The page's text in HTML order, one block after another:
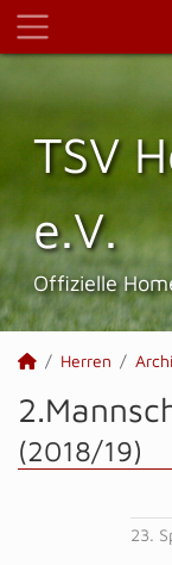
TSV
e.V.
Offizielle
Herren
(2018/19)
23.